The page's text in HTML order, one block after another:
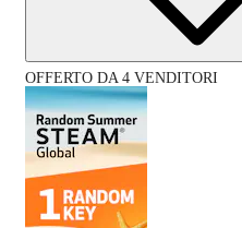
OFFERTO DA 4 VENDITORI